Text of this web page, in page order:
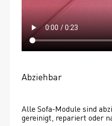
Abziehbar
Alle Sofa-Module sind
gereinigt, repariert oder